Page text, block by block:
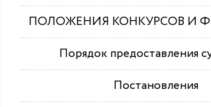
ПОЛОЖЕНИЯ КОНКУРСОВ И
Порядок предоставления
Постановления